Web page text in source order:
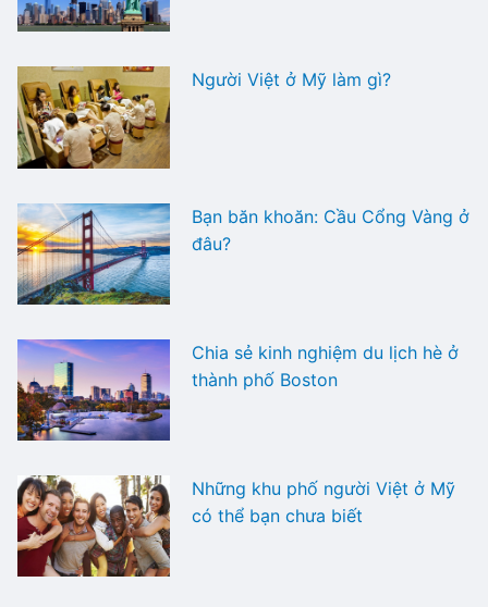
Người Việt ở Mỹ làm gì?
Bạn băn khoăn: Cầu Cổng Vàng ở
đâu?
Chia sẻ kinh nghiệm du lịch hè ở
thành phố Boston
Những khu phố người Việt ở Mỹ
có thể bạn chưa biết